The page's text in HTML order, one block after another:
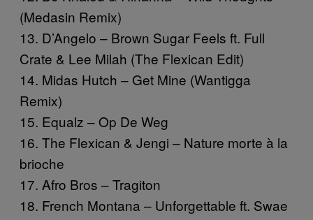
(Medasin Remix)
13. D’Angelo – Brown Sugar Feels ft. Full
Crate & Lee Milah (The Flexican Edit)
14. Midas Hutch – Get Mine (Wantigga
Remix)
15. Equalz – Op De Weg
16. The Flexican & Jengi – Nature morte à la
brioche
17. Afro Bros – Tragiton
18. French Montana – Unforgettable ft. Swae